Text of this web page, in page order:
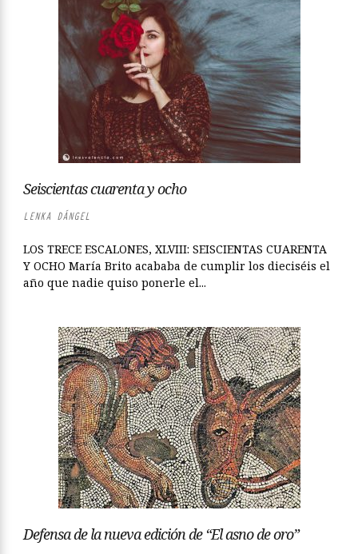
Seiscientas cuarenta y ocho
LENKA DÁNGEL
LOS TRECE ESCALONES, XLVIII: SEISCIENTAS CUARENTA
Y OCHO María Brito acababa de cumplir los dieciséis el
año que nadie quiso ponerle el...
Defensa de la nueva edición de “El asno de oro”